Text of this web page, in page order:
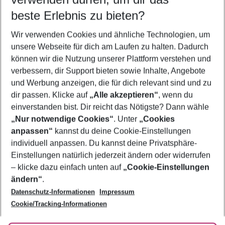
5-8 Nächte
2 Erwachsene Keine Kinder
Mehr Filter anzeigen
Footer
Footer navigation
Über uns
AGB
Bestpreisgarantie
Cookie-Einstellungen ändern
Cookie-Richtlinie
Agenturbetreuung
Barrierefreies Reisen
Folge uns
beste Erlebnis zu bieten?
Wir verwenden Cookies und ähnliche Technologien, um
unsere Webseite für dich am Laufen zu halten. Dadurch
können wir die Nutzung unserer Plattform verstehen und
verbessern, dir Support bieten sowie Inhalte, Angebote
und Werbung anzeigen, die für dich relevant sind und zu
dir passen. Klicke auf „Alle akzeptieren“, wenn du
einverstanden bist. Dir reicht das Nötigste? Dann wähle
„Nur notwendige Cookies“. Unter „Cookies
anpassen“ kannst du deine Cookie-Einstellungen
individuell anpassen. Du kannst deine Privatsphäre-
Einstellungen natürlich jederzeit ändern oder widerrufen
– klicke dazu einfach unten auf „Cookie-Einstellungen
ändern“.
Datenschutz-Informationen
Impressum
Cookie/Tracking-Informationen